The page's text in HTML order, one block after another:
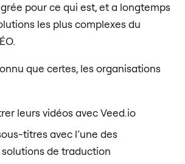
pour ce qui est, et a longtemps
les plus complexes du
que certes, les organisations
leurs vidéos avec Veed.io
titres avec l’une des
de traduction